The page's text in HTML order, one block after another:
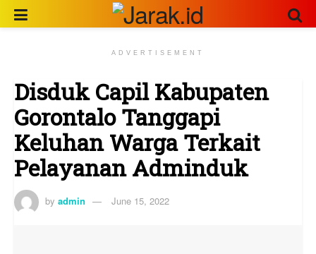
ADVERTISEMENT
Disduk Capil Kabupaten
Gorontalo Tanggapi
Keluhan Warga Terkait
Pelayanan Adminduk
by admin June 15, 2022